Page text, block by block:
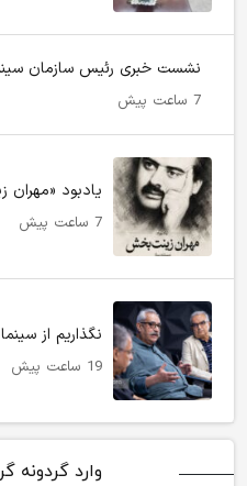
نشست خبری رئیس سازمان
7 ساعت پیش
یادبود
7 ساعت پیش
نگذاریم از
19 ساعت پیش
وارد